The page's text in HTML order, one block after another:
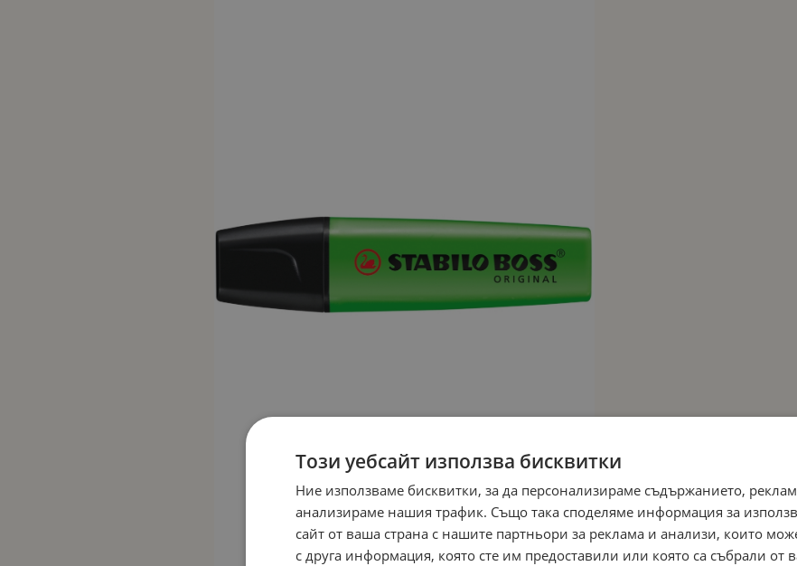
Този уебсайт използва бисквитки
Ние използваме бисквитки, за да персонализираме съдържанието,
анализираме нашия трафик. Също така споделяме информация за
сайт от ваша страна с нашите партньори за реклама и анализи, които
с друга информация, която сте им предоставили или която са събрали от